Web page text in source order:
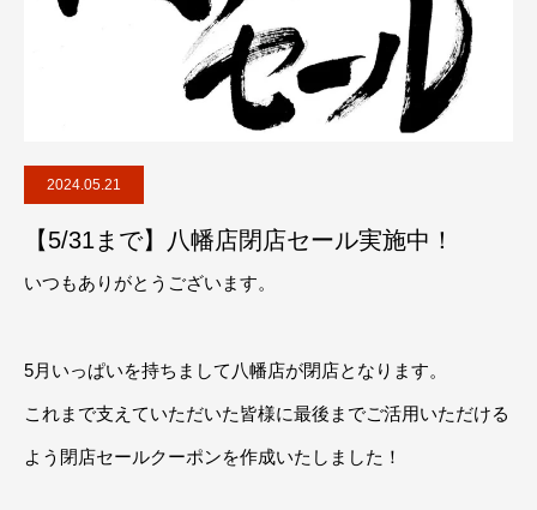
2024.05.21
【5/31まで】八幡店閉店セール実施中！
いつもありがとうございます。
5月いっぱいを持ちまして八幡店が閉店となります。
これまで支えていただいた皆様に最後までご活用いただける
よう閉店セールクーポンを作成いたしました！